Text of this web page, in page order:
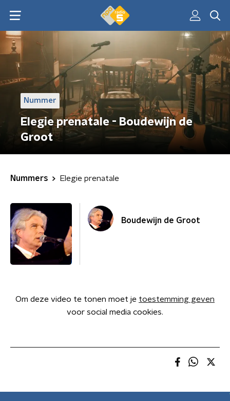
Nummer
Elegie prenatale - Boudewijn de
Groot
Nummers Elegie prenatale
Boudewijn de Groot
Om deze video te tonen moet je toestemming geven
voor social media cookies.